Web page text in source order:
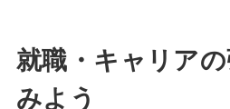
就職・キャリア
みよう